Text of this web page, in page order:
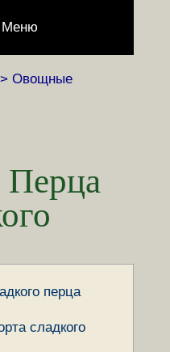
Меню
Овощные
Перца
перца
сладкого